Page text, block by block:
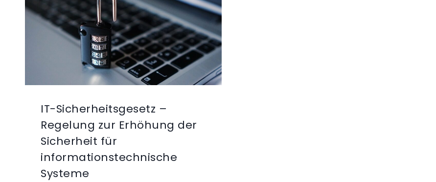
IT-Sicherheitsgesetz –
Regelung zur Erhöhung der
Sicherheit für
informationstechnische
Systeme